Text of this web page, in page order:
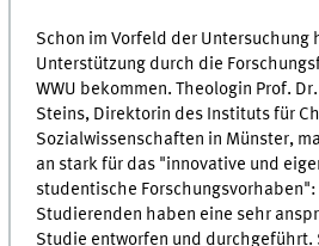
Schon im Vorfeld der Untersuchung
Unterstützung durch die
WWU bekommen. Theologin Prof.
Steins, Direktorin des Instituts für
Sozialwissenschaften in Münster,
an stark für das "innovative und
studentische
Studierenden haben eine sehr
Studie entworfen und durchgeführt.